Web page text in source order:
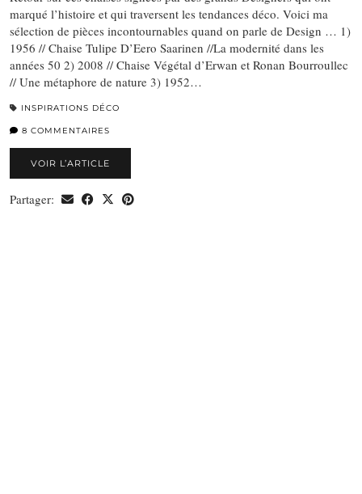
marqué l’histoire et qui traversent les tendances déco. Voici ma
sélection de pièces incontournables quand on parle de Design … 1)
1956 // Chaise Tulipe D’Eero Saarinen //La modernité dans les
années 50 2) 2008 // Chaise Végétal d’Erwan et Ronan Bourroullec
// Une métaphore de nature 3) 1952…
INSPIRATIONS DÉCO
8 COMMENTAIRES
VOIR L’ARTICLE
Partager: